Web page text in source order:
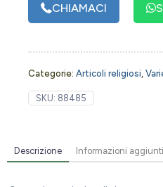
CHIAMACI
Categorie: Articoli religiosi
SKU: 88485
Descrizione Informazioni